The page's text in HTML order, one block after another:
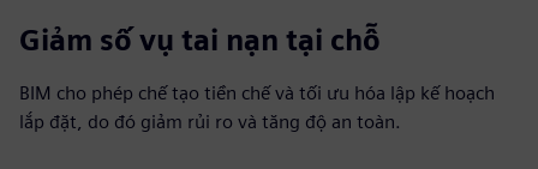
Giảm số vụ tai nạn tại chỗ
BIM cho phép chế tạo tiền chế và tối ưu hóa lập kế hoạch
lắp đặt, do đó giảm rủi ro và tăng độ an toàn.